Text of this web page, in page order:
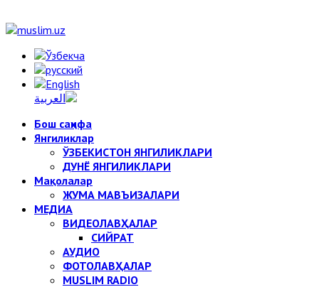
Бош саҳифа
Янгиликлар
ЎЗБЕКИСТОН ЯНГИЛИКЛАРИ
ДУНЁ ЯНГИЛИКЛАРИ
Мақолалар
ЖУМА МАВЪИЗАЛАРИ
МЕДИА
ВИДЕОЛАВҲАЛАР
СИЙРАТ
АУДИО
ФОТОЛАВҲАЛАР
MUSLIM RADIO